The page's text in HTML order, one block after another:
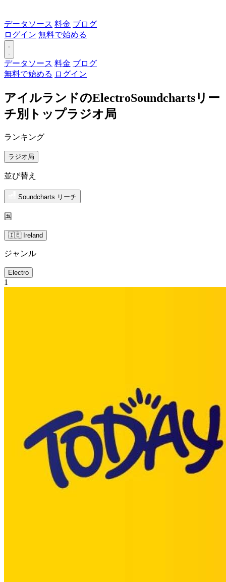
データソース 料金 ブログ
ログイン 無料で始める
データソース 料金 ブログ
無料で始める ログイン
アイルランドのElectroSoundchartsリー
チ別トップラジオ局
ランキング
ラジオ局
並び替え
Soundcharts リーチ
国
🇮🇪 Ireland
ジャンル
Electro
1